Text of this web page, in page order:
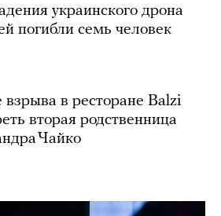
украинского дрона
погибли семь человек
взрыва в ресторане Balzi
вторая родственница
Чайко